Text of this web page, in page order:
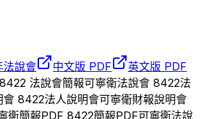
法說會 中文版 PDF
英文版 PDF
8422 法說會簡報可寧衛法說會 8422法
會 8422法人說明會可寧衛財報說明會
衛簡報PDF 8422簡報PDF可寧衛法說